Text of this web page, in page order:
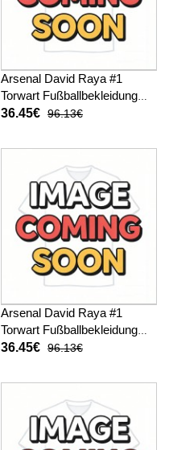
Arsenal David Raya #1
Torwart Fußballbekleidung
Heimtrikot Kinder 2025-26
36.45€ 96.13€
Arsenal David Raya #1
Torwart Fußballbekleidung
3rd trikot Kinder 2025-26
36.45€ 96.13€